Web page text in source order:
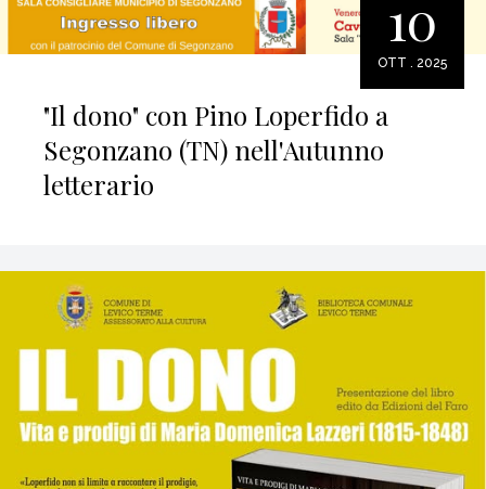
10
OTT . 2025
"Il dono" con Pino Loperfido a
Segonzano (TN) nell'Autunno
letterario